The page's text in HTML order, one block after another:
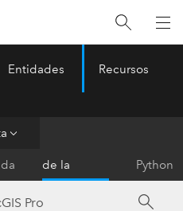
Entidades Recursos
de la
herramienta
Python